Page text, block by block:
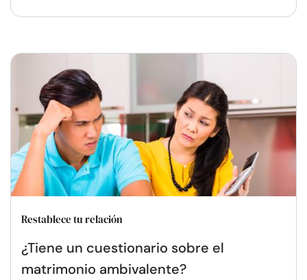
Restablece tu relación
¿Tiene un cuestionario sobre el
matrimonio ambivalente?